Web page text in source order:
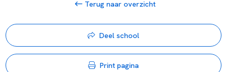
Terug naar overzicht
Deel school
Print pagina